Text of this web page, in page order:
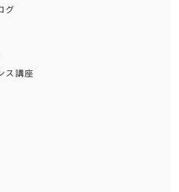
グ
ス講座